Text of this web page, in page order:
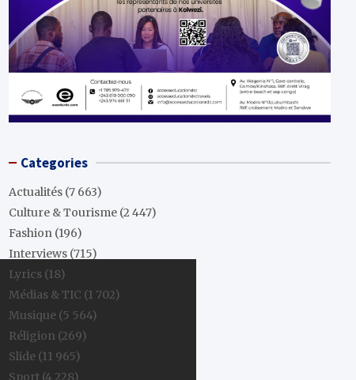
Categories
Actualités (7 663)
Culture & Tourisme (2 447)
Fashion (196)
Interviews (715)
Lyrics (18)
Médias & TIC (1 702)
Musique (5 564)
Réligion (269)
Slide (11 965)